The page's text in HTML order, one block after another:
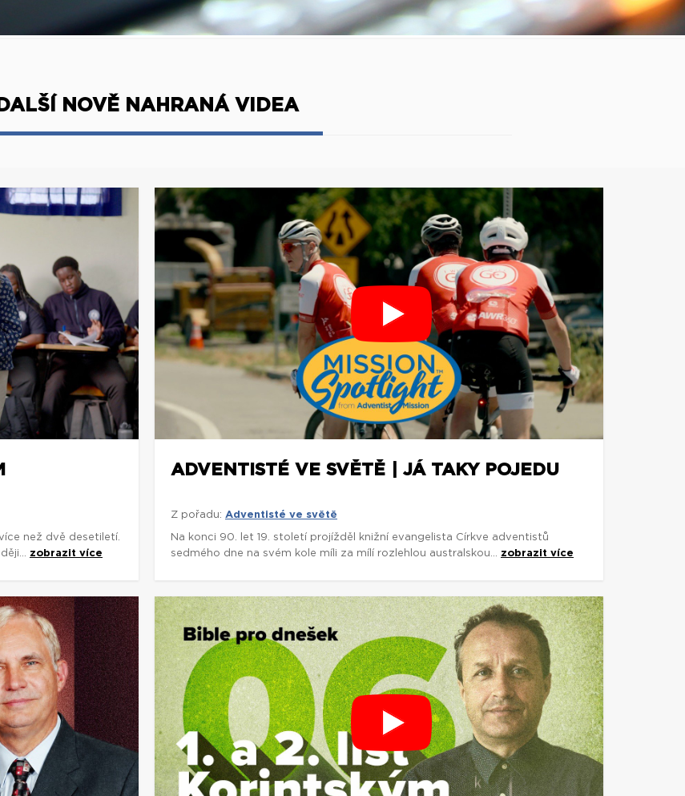
DALŠÍ NOVĚ NAHRANÁ VIDEA
než dvě desetiletí.
zobrazit více
ADVENTISTÉ VE SVĚTĚ | JÁ TAKY POJEDU
Z pořadu: Adventisté ve světě
Na konci 90. let 19. století projížděl knižní evangelista Církve adventistů
sedmého dne na svém kole míli za mílí rozlehlou australskou... zobrazit více